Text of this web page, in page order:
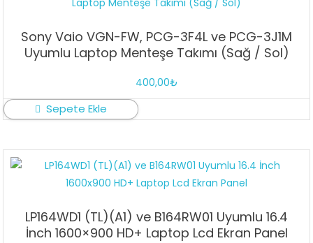
Sony Vaio VGN-FW, PCG-3F4L ve PCG-3J1M
Uyumlu Laptop Menteşe Takımı (Sağ / Sol)
400,00₺
Sepete Ekle
LP164WD1 (TL)(A1) ve B164RW01 Uyumlu 16.4
İnch 1600×900 HD+ Laptop Lcd Ekran Panel